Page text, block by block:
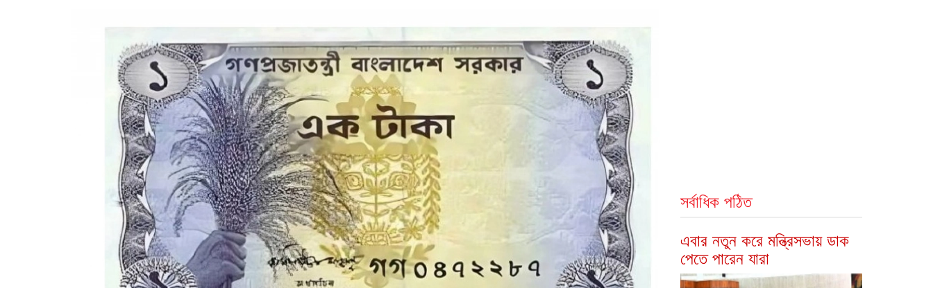
সর্বাধিক পঠিত
এবার নতুন করে মন্ত্রিসভায় ডাক
পেতে পারেন যারা